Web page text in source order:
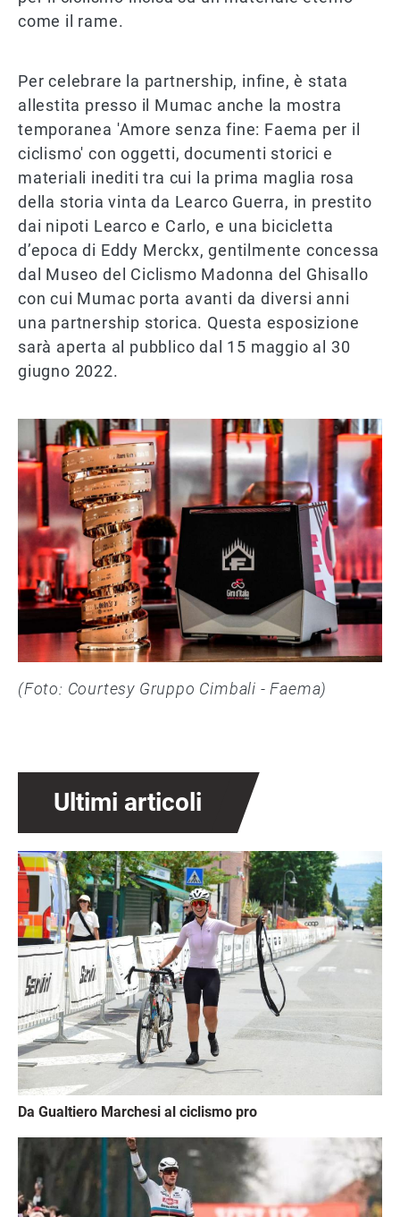
come il rame.
Per celebrare la partnership, infine, è stata
allestita presso il Mumac anche la mostra
temporanea 'Amore senza fine: Faema per il
ciclismo' con oggetti, documenti storici e
materiali inediti tra cui la prima maglia rosa
della storia vinta da Learco Guerra, in prestito
dai nipoti Learco e Carlo, e una bicicletta
d’epoca di Eddy Merckx, gentilmente concessa
dal Museo del Ciclismo Madonna del Ghisallo
con cui Mumac porta avanti da diversi anni
una partnership storica. Questa esposizione
sarà aperta al pubblico dal 15 maggio al 30
giugno 2022.
(Foto: Courtesy Gruppo Cimbali - Faema)
Ultimi articoli
Immagine
Da Gualtiero Marchesi al ciclismo pro